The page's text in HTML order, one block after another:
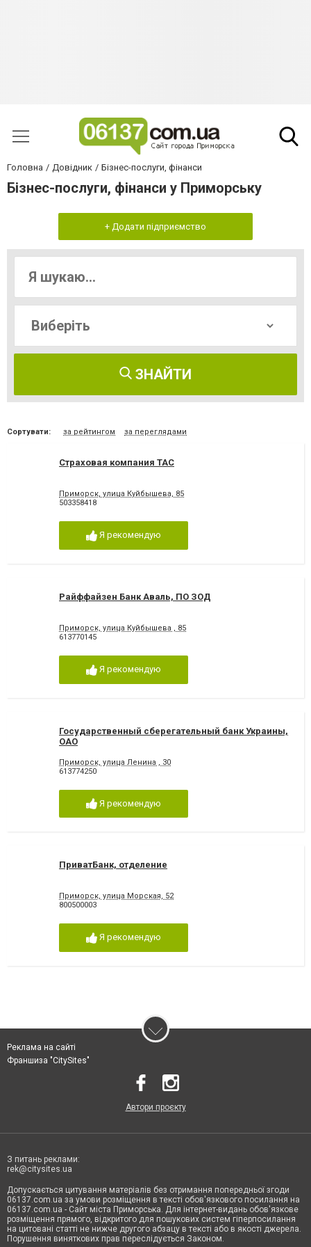
Головна Довідник Бізнес-послуги, фінанси
Бізнес-послуги, фінанси у Приморську
+ Додати підприємство
ЗНАЙТИ
Сортувати: за рейтингом за переглядами
Страховая компания ТАС
Приморск, улица Куйбышева, 85
503358418
Я рекомендую
Райффайзен Банк Аваль, ПО ЗОД
Приморск, улица Куйбышева , 85
613770145
Я рекомендую
Государственный сберегательный банк Украины,
ОАО
Приморск, улица Ленина , 30
613774250
Я рекомендую
ПриватБанк, отделение
Приморск, улица Морская, 52
800500003
Я рекомендую
Реклама на сайті
Франшиза "CitySites"
Автори проєкту
З питань реклами:
rek@citysites.ua
Допускається цитування матеріалів без отримання попередньої згоди
06137.com.ua за умови розміщення в тексті обов'язкового посилання на
06137.com.ua - Сайт міста Приморська. Для інтернет-видань обов'язкове
розміщення прямого, відкритого для пошукових систем гіперпосилання
на цитовані статті не нижче другого абзацу в тексті або в якості джерела.
Порушення виняткових прав переслідується Законом.